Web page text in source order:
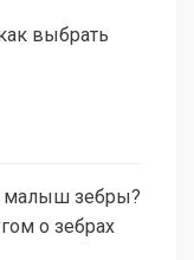
выбрать
малыш зебры?
о зебрах